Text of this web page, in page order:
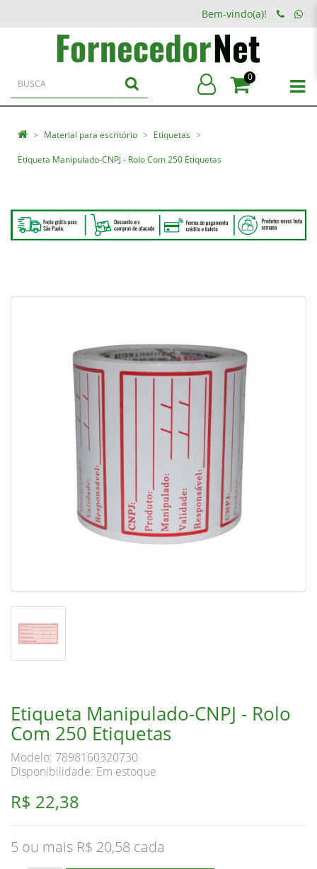
Bem-vindo(a)!
0
Material para escritório Etiquetas
Etiqueta Manipulado-CNPJ - Rolo Com 250 Etiquetas
Etiqueta Manipulado-CNPJ - Rolo
Com 250 Etiquetas
Modelo: 7898160320730
Disponibilidade: Em estoque
R$ 22,38
5 ou mais R$ 20,58